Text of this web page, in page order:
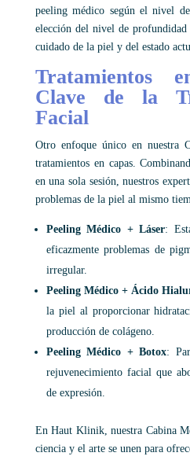
peeling médico según el nivel
elección del nivel de profundidad
cuidado de la piel y del estado
Tratamientos
Clave de la
Facial
Otro enfoque único en nuestra
tratamientos en capas.
en una sola sesión, nuestros
problemas de la piel al mismo
Peeling Médico + Láser:
eficazmente problemas de
irregular.
Peeling Médico + Ácido
la piel al proporcionar
producción de colágeno.
Peeling Médico + Botox:
rejuvenecimiento facial que
de expresión.
En Haut Klinik, nuestra Cabina
ciencia y el arte se unen para